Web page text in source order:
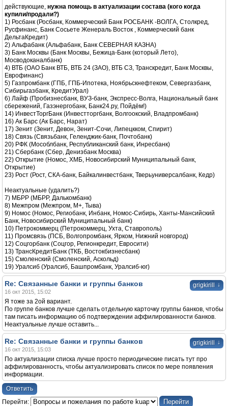
действующие, нужна помощь в актуализации состава (кого когда
купили/продали?)
1) Росбанк (Росбанк, Коммерческий Банк РОСБАНК -ВОЛГА, Столкред,
Русфинанс, Банк Сосьете Женераль Восток , Коммерческий банк
ДельтаКредит)
2) Альфабанк (Альфабанк, Банк СЕВЕРНАЯ КАЗНА)
3) Банк Москвы (Банк Москвы, Бежица-Банк (который Лето),
Мосводоканалбанк)
4) ВТБ (ОАО Банк ВТБ, ВТБ 24 (ЗАО), ВТБ СЗ, Транскредит, Банк Москвы,
Еврофинанс)
5) Газпромбанк (ГПБ, ГПБ-Ипотека, Ноябрьскнефтеком, Севергазбанк,
Сибирьгазбанк, КредитУрал)
6) Лайф (Пробизнесбанк, ВУЗ-банк, Экспресс-Волга, Национальный банк
сбережений, Газэнергобанк, Банк24.ру, Пойдём!)
14) ИнвестТоргБанк (Инвестторгбанк, Волгоокский, Владпромбанк)
16) Ак Барс (Ак Барс, Нарат)
17) Зенит (Зенит, Девон, Зенит-Сочи, Липецкком, Спирит)
18) Связь (Связьбанк, Геленджик-банк, Почтобанк)
20) РФК (Мособлбанк, Республиканский банк, Инресбанк)
21) Сбербанк (Сбер, Денизбанк Москва)
22) Открытие (Номос, ХМБ, Новосибирский Муниципальный банк,
Открытие)
23) Рост (Рост, СКА-банк, Байкалинвестбанк, Тверьуниверсалбанк, Кедр)
Неактуальные (удалить?)
7) МБРР (МБРР, Далькомбанк)
8) Межпром (Межпром, М+, Тыва)
9) Номос (Номос, Региобанк, Инбанк, Номос-Сибирь, Ханты-Мансийский
Банк, Новосибирский Муниципальный банк)
10) Петрокоммерц (Петрокоммерц, Ухта, Ставрополь)
11) Промсвязь (ПСБ, Волгопромбанк, Ярком, Нижний новгород)
12) Соцгорбанк (Соцгор, Регионкредит, Евросити)
13) ТрансКредитБанк (ТКБ, Востокбизнесбанк)
15) Смоленский (Смоленский, Аскольд)
19) Уралсиб (Уралсиб, Башпромбанк, Уралсиб-юг)
grigkirill ↓
Re: Связанные банки и группы банков
16 окт 2015, 15:02
Я тоже за 2ой вариант.
По группе банков лучше сделать отдельную карточку группы банков, чтобы
там писать информацию об подтверждении аффилированности банков.
Неактуальные лучше оставить...
grigkirill ↓
Re: Связанные банки и группы банков
16 окт 2015, 15:03
По актуализации списка лучше просто периодические писать тут про
аффилированность, чтобы актуализировать список по мере появления
информации.
Ответить
Перейти: